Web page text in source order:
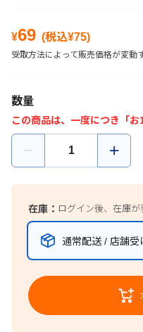
¥69 (税込¥75)
受取方法によって販売価格が変動
数量
この商品は、一度につき「お
在庫： ログイン後、在庫
通常配送 / 店舗受